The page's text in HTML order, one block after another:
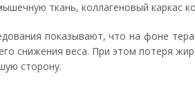
ткань, коллагеновый каркас
показывают, что на фоне
снижения веса. При этом потеря
сторону.